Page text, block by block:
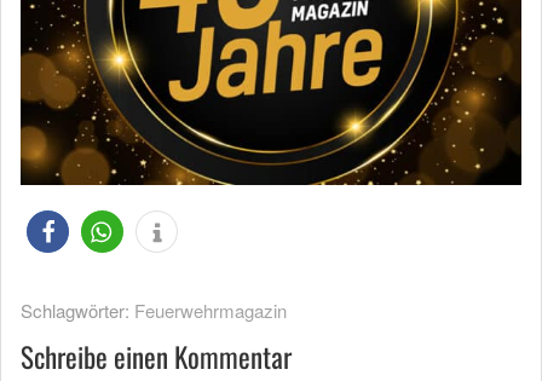
Schlagwörter: Feuerwehrmagazin
Schreibe einen Kommentar